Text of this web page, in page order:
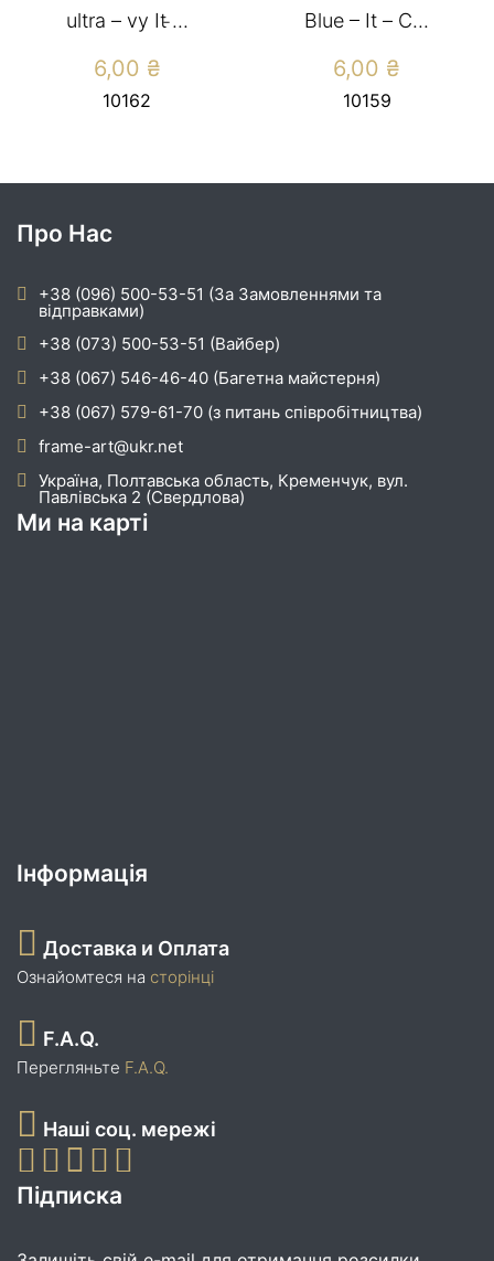
ultra – vy It ̵...
6,00 ₴
10162
Blue – It – С...
6,00 ₴
10159
Про Нас
+38 (096) 500-53-51 (За Замовленнями та
відправками)
+38 (073) 500-53-51 (Вайбер)
+38 (067) 546-46-40 (Багетна майстерня)
+38 (067) 579-61-70 (з питань співробітництва)
frame-art@ukr.net
Україна, Полтавська область, Кременчук, вул.
Павлівська 2 (Свердлова)
Ми на карті
Інформація
Доставка и Оплата
Ознайомтеся на сторінці
F.A.Q.
Перегляньте F.A.Q.
Наші соц. мережі
Підписка